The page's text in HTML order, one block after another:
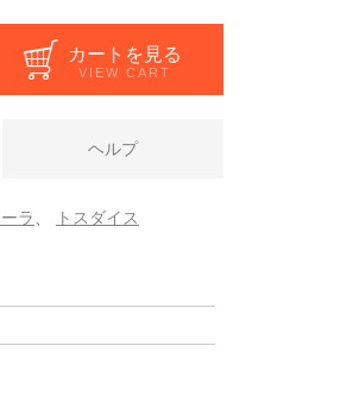
カートを見る
VIEW CART
ヘルプ
ラ トスダイス